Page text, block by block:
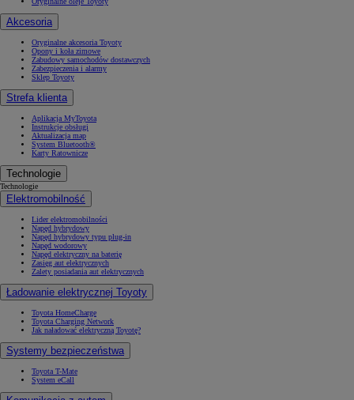
Akcesoria
Oryginalne akcesoria Toyoty
Opony i koła zimowe
Zabudowy samochodów dostawczych
Zabezpieczenia i alarmy
Sklep Toyoty
Strefa klienta
Aplikacja MyToyota
Instrukcje obsługi
Aktualizacja map
System Bluetooth®
Karty Ratownicze
Technologie
Technologie
Elektromobilność
Lider elektromobilności
Napęd hybrydowy
Napęd hybrydowy typu plug-in
Napęd wodorowy
Napęd elektryczny na baterię
Zasięg aut elektrycznych
Zalety posiadania aut elektrycznych
Ładowanie elektrycznej Toyoty
Toyota HomeCharge
Toyota Charging Network
Jak naładować elektryczną Toyotę?
Systemy bezpieczeństwa
Toyota T-Mate
System eCall